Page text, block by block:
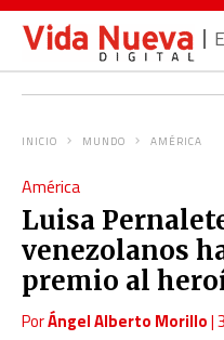
INICIO MUNDO AMÉRICA
América
Luisa
venezolanos
premio al
PorÁngel Alberto Morillo|